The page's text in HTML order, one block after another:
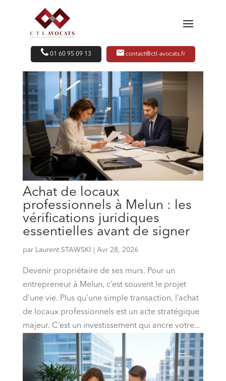
01 60 95 09 13 contact@ctl-avocats.fr
Achat de locaux
professionnels à Melun : les
vérifications juridiques
essentielles avant de signer
par Laurent STAWSKI Avr 28, 2026
Devenir propriétaire de ses murs. Pour un
entrepreneur à Melun, c’est souvent le projet
d’une vie. Plus qu’une simple transaction, l’achat
de locaux professionnels est un acte stratégique
majeur. C’est un investissement qui ancre votre...